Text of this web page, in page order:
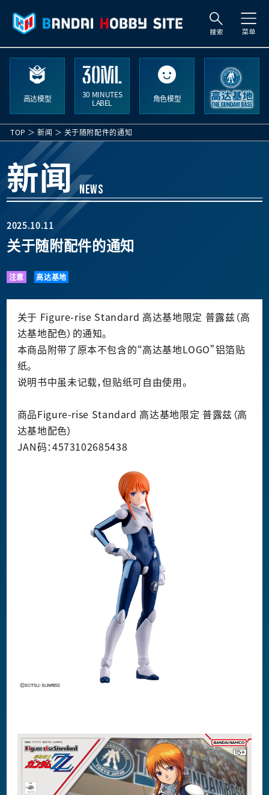
索
高达模型
30 MINUTES
LABEL
角色模型
TOP 新闻 关于随附配件的通知
新闻 NEWS
2025.10.11
关于随附配件的通知
注意 高达基地
关于 Figure-rise Standard 高达基地限定 普露兹（高
达基地配色）的通知。
本商品附带了原本不包含的“高达基地LOGO”铝箔贴
纸。
说明书中虽未记载，但贴纸可自由使用。
商品Figure-rise Standard 高达基地限定 普露兹（高
达基地配色）
JAN码：4573102685438